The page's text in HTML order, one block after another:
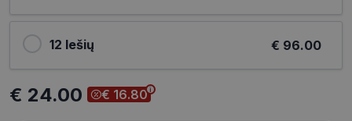
12 lešių € 96.00
€ 24.00 € 16.80